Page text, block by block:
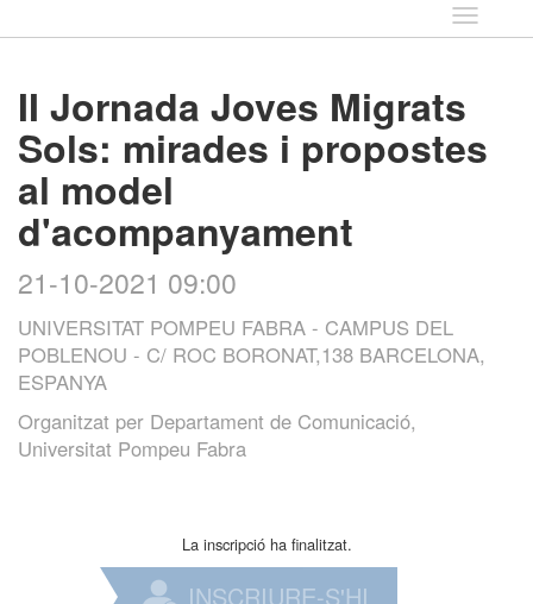
Idioma
II Jornada Joves Migrats
Sols: mirades i propostes
al model
d'acompanyament
21-10-2021 09:00
UNIVERSITAT POMPEU FABRA - CAMPUS DEL
POBLENOU - C/ ROC BORONAT,138 BARCELONA,
ESPANYA
Organitzat per Departament de Comunicació,
Universitat Pompeu Fabra
La inscripció ha finalitzat.
INSCRIURE-S'HI